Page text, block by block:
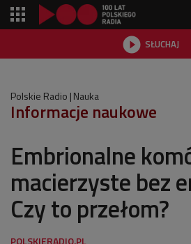
 SŁUCHAJ
Polskie Radio Nauka
Informacje naukowe
Embrionalne
macierzyste bez
Czy to przełom?